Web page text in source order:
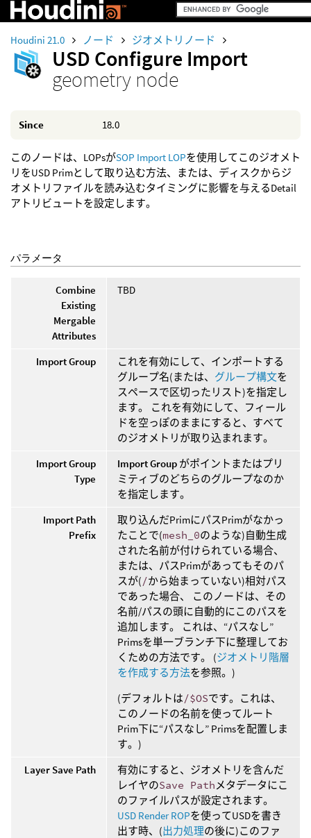
Houdini 21.0 ノード ジオメトリノード
USD Configure Import
geometry node
Since 18.0
このノードは、LOPsがSOP Import LOPを使用してこのジオメト
リをUSD Primとして取り込む方法、または、ディスクからジ
オメトリファイルを読み込むタイミングに影響を与えるDetail
アトリビュートを設定します。
パラメータ
Combine
Existing
Mergable
Attributes
TBD
Import Group
これを有効にして、インポートする
グループ名(または、 グループ構文を
スペースで区切ったリスト)を指定し
ます。 これを有効にして、フィール
ドを空っぽのままにすると、すべて
のジオメトリが取り込まれます。
Import Group
Type
Import Group がポイントまたはプリ
ミティブのどちらのグループなのか
を指定します。
Import Path
Prefix
取り込んだPrimにパスPrimがなかっ
たことで(mesh_0のような)自動生成
された名前が付けられている場合、
または、パスPrimがあってもそのパ
スが(/から始まっていない)相対パス
であった場合、 このノードは、その
名前/パスの頭に自動的にこのパスを
追加します。 これは、“パスなし”
Primsを単一ブランチ下に整理してお
くための方法です。 (ジオメトリ階層
を作成する方法を参照。)
(デフォルトは/$OSです。これは、
このノードの名前を使ってルート
Prim下に“パスなし” Primsを配置しま
す。)
Layer Save Path
有効にすると、ジオメトリを含んだ
レイヤのSave Path メタデータにこ
のファイルパスが設定されます。
USD Render ROPを使ってUSDを書き
出す時、(出力処理の後に)このファ